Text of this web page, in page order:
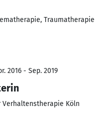
Traumatherapie
2016 - Sep. 2019
Verhaltenstherapie Köln